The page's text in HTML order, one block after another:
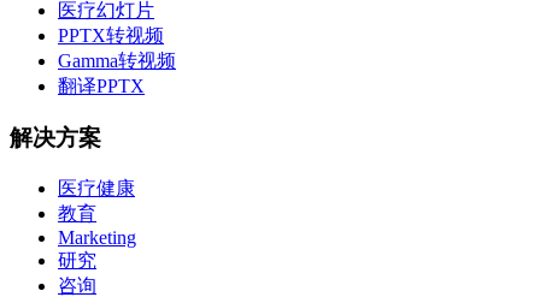
医疗幻灯片
PPTX转视频
Gamma转视频
翻译PPTX
解决方案
医疗健康
教育
Marketing
研究
咨询